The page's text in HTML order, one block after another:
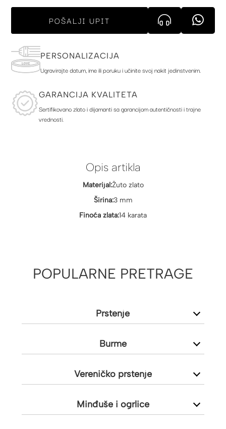
POŠALJI UPIT
PERSONALIZACIJA
Ugravirajte datum, ime ili poruku i učinite svoj nakit jedinstvenim.
GARANCIJA KVALITETA
Sertifikovano zlato i dijamanti sa garancijom autentičnosti i trajne
vrednosti.
Opis artikla
Materijal:Žuto zlato
Širina:3 mm
Finoća zlata:14 karata
POPULARNE PRETRAGE
Prstenje
Burme
Vereničko prstenje
Minđuše i ogrlice